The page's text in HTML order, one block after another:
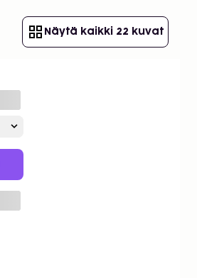
Näytä kaikki 22 kuvat